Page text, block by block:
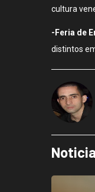
cultura
-Feria de
distintos